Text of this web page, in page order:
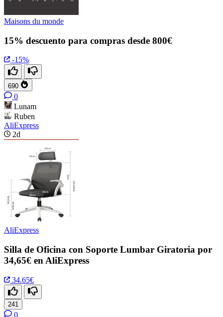
Maisons du monde
15% descuento para compras desde 800€
-15%
690
0
Lunam
Ruben
AliExpress
2d
AliExpress
Silla de Oficina con Soporte Lumbar Giratoria por
34,65€ en AliExpress
34.65€
241
0